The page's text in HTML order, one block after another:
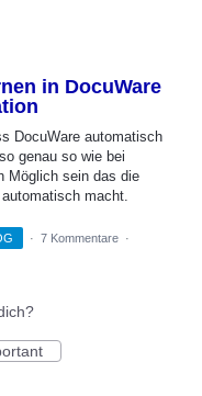
in DocuWare
DocuWare automatisch
genau so wie bei
Möglich sein das die
macht.
· 7 Kommentare
·